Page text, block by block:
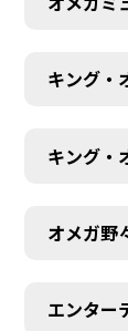
キング・
キング・
オメガ野
エンター